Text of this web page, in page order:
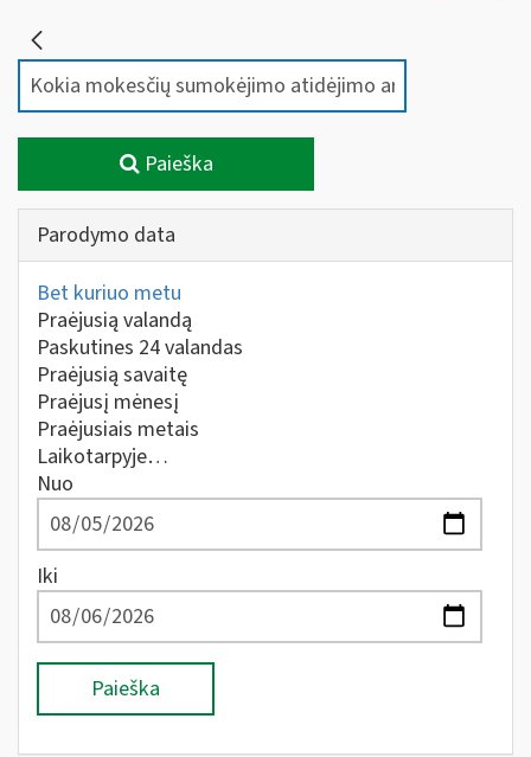
Paieška
Parodymo data
Bet kuriuo metu
Praėjusią valandą
Paskutines 24 valandas
Praėjusią savaitę
Praėjusį mėnesį
Praėjusiais metais
Laikotarpyje…
Nuo
Iki
Paieška